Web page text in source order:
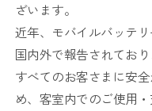
ざいます。
近年、モバイルバッテ
国内外で報告されており
すべてのお客さまに安
め、客室内でのご使用